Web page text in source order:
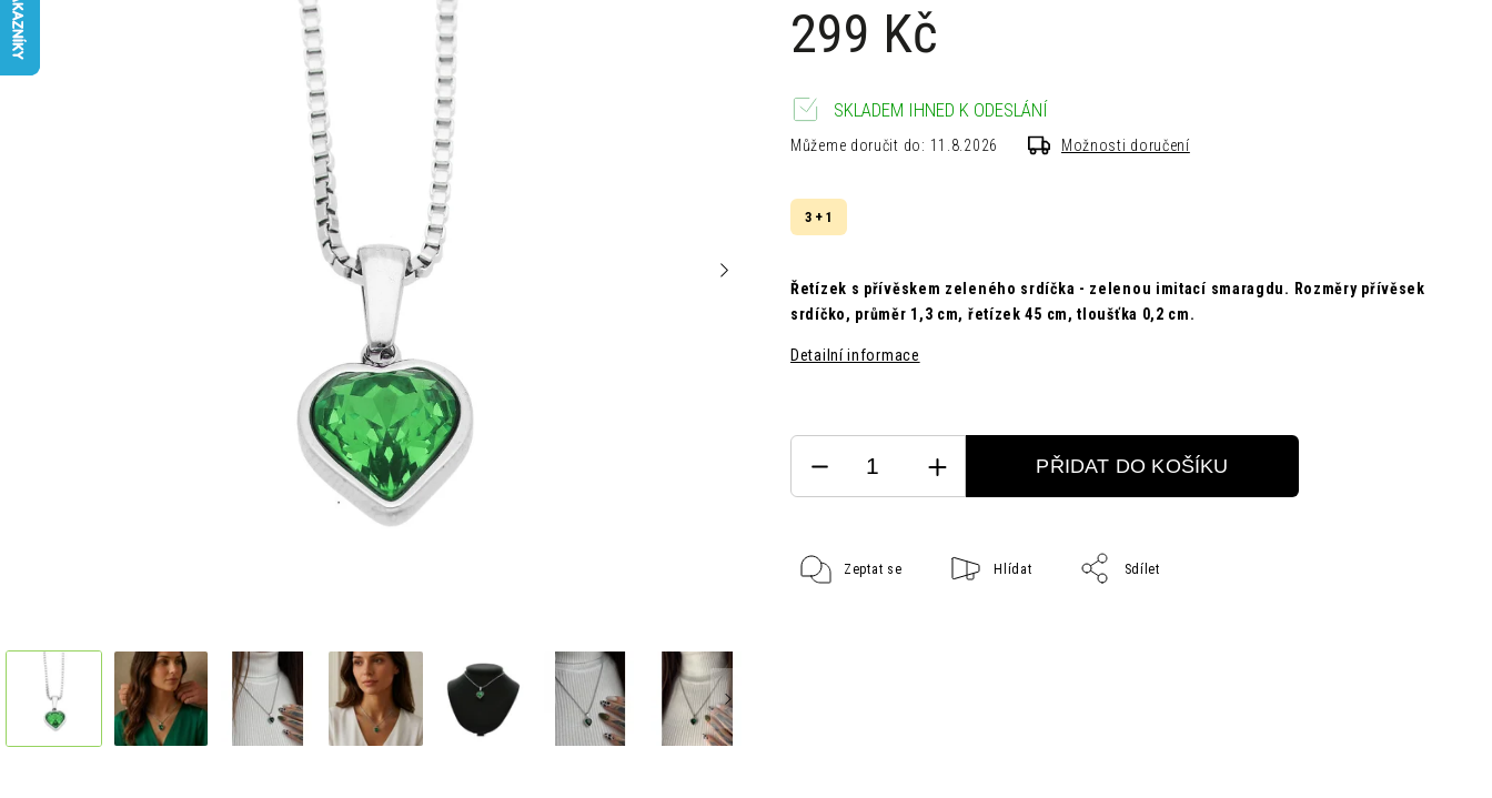
299 Kč
3 + 1
Řetízek s přívěskem zeleného srdíčka - zelenou imitací smaragdu. Rozměry přívěsek
srdíčko, průměr 1,3 cm, řetízek 45 cm,tloušťka 0,2 cm.
Detailní informace
SKLADEM IHNED K ODESLÁNÍ
Můžeme doručit do: 11.8.2026 Možnosti doručení
PŘIDAT DO KOŠÍKU
Zeptat se Hlídat Sdílet